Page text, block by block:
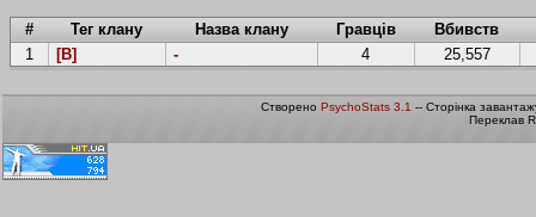
# Тег клану Назва клану Гравців
Вбивств
1
[B] - 4 25,557
Створено PsychoStats 3.1 -- Сторінка
Переклав